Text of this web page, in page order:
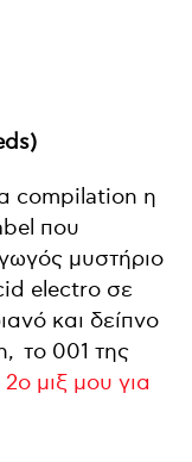
compilation η
που
μυστήριο
electro σε
και δείπνο
το 001 της
μιξ μου για